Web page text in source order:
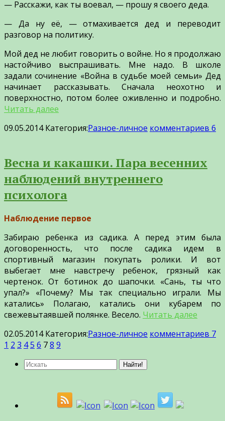
— Расскажи, как ты воевал, — прошу я своего деда.
— Да ну её, — отмахивается дед и переводит
разговор на политику.
Мой дед не любит говорить о войне. Но я продолжаю
настойчиво выспрашивать. Мне надо. В школе
задали сочинение «Война в судьбе моей семьи» Дед
начинает рассказывать. Сначала неохотно и
поверхностно, потом более оживленно и подробно.
Читать далее
09.05.2014 Категория:Разное-личное комментариев 6
Весна и какашки. Пара весенних
наблюдений внутреннего
психолога
Наблюдение первое
Забираю ребенка из садика. А перед этим была
договоренность, что после садика идем в
спортивный магазин покупать ролики. И вот
выбегает мне навстречу ребенок, грязный как
чертенок. От ботинок до шапочки. «Сань, ты что
упал?» «Почему? Мы так специально играли. Мы
катались» Полагаю, катались они кубарем по
свежевытаявшей полянке. Весело. Читать далее
02.05.2014 Категория:Разное-личное комментариев 7
1 2 3 45 6 78 9